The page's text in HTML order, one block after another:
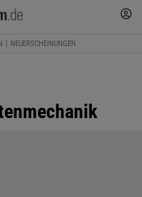
NEUERSCHEINUNGEN